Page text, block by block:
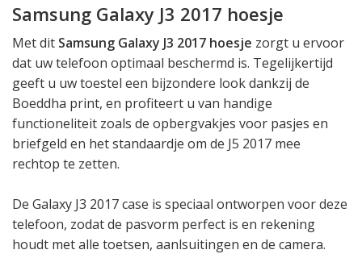
Samsung Galaxy J3 2017 hoesje
Met dit Samsung Galaxy J3 2017 hoesje zorgt u ervoor
dat uw telefoon optimaal beschermd is. Tegelijkertijd
geeft u uw toestel een bijzondere look dankzij de
Boeddha print, en profiteert u van handige
functioneliteit zoals de opbergvakjes voor pasjes en
briefgeld en het standaardje om de J5 2017 mee
rechtop te zetten.
De Galaxy J3 2017 case is speciaal ontworpen voor deze
telefoon, zodat de pasvorm perfect is en rekening
houdt met alle toetsen, aanlsuitingen en de camera.